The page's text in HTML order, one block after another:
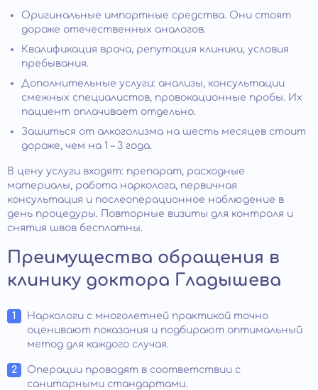
Оригинальные импортные средства. Они стоят
дороже отечественных аналогов.
Квалификация врача, репутация клиники, условия
пребывания.
Дополнительные услуги: анализы, консультации
смежных специалистов, провокационные пробы. Их
пациент оплачивает отдельно.
Зашиться от алкоголизма на шесть месяцев стоит
дороже, чем на 1 – 3 года.
В цену услуги входят: препарат, расходные
материалы, работа нарколога, первичная
консультация и послеоперационное наблюдение в
день процедуры. Повторные визиты для контроля и
снятия швов бесплатны.
Преимущества обращения в
клинику доктора Гладышева
Наркологи с многолетней практикой точно
оценивают показания и подбирают оптимальный
метод для каждого случая.
Операции проводят в соответствии с
санитарными стандартами.